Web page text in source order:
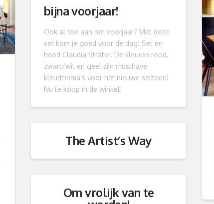
bijna voorjaar!
Ook al toe aan het voorjaar? Met deze
set kom je goed voor de dag! Set en
hoed Claudia Sträter. De kleuren rood,
zwart/wit en geel zijn musthave
kleurthema’s voor het nieuwe seizoen!
Nu te koop in de winkel!
The Artist’s Way
Om vrolijk van te